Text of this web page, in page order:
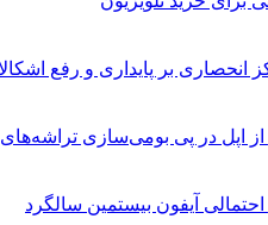
اپل در پی بومی‌سازی
آیفون بیستمین سالگرد